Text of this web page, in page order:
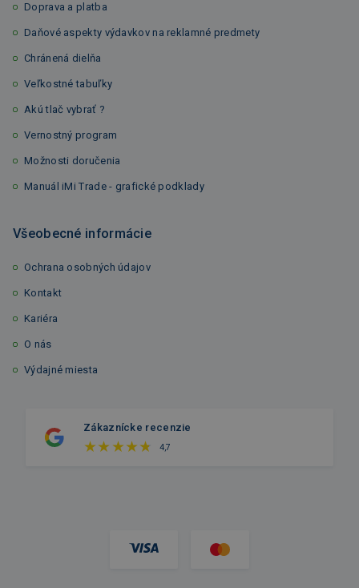
Doprava a platba
Daňové aspekty výdavkov na reklamné predmety
Chránená dielňa
Veľkostné tabuľky
Akú tlač vybrať ?
Vernostný program
Možnosti doručenia
Manuál iMi Trade - grafické podklady
Všeobecné informácie
Ochrana osobných údajov
Kontakt
Kariéra
O nás
Výdajné miesta
Zákaznícke recenzie
4,7